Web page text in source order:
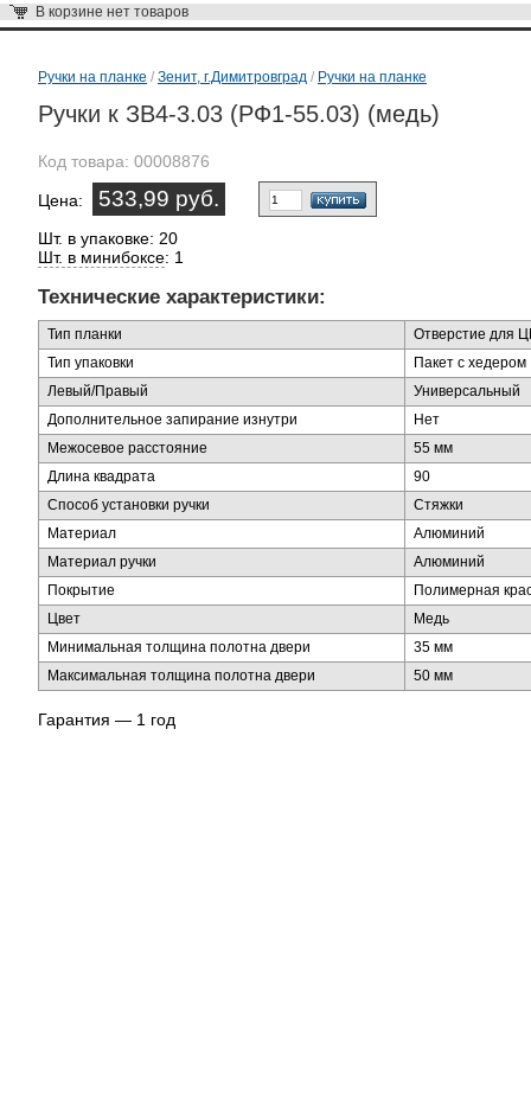
В корзине нет товаров
Ручки на планке / Зенит, г.Димитровград / Ручки на планке
Ручки к ЗВ4-3.03 (РФ1-55.03) (медь)
Код товара: 00008876
Цена: 533,99 руб.
Шт. в упаковке: 20
Шт. в минибоксе: 1
Технические характеристики:
Тип планки
Отверстие для
Тип упаковки
Пакет с хедером
Левый/Правый
Универсальный
Дополнительное запирание изнутри
Нет
Межосевое расстояние
55 мм
Длина квадрата
90
Способ установки ручки
Стяжки
Материал
Алюминий
Материал ручки
Алюминий
Покрытие
Полимерная
Цвет
Медь
Минимальная толщина полотна двери
35 мм
Максимальная толщина полотна двери
50 мм
Гарантия — 1 год